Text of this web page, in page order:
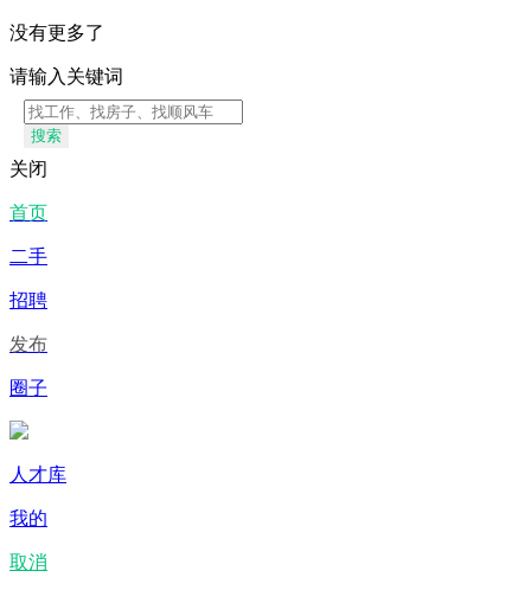
没有更多了
请输入关键词
搜索
关闭
首页
二手
招聘
发布
圈子
人才库
我的
取消